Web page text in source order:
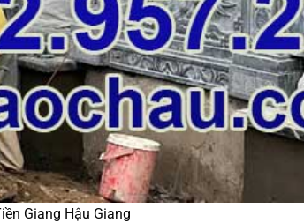
Giang Hậu Giang